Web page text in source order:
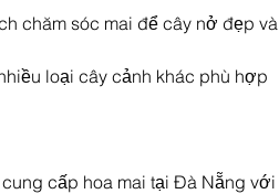
chăm sóc mai để cây nở đẹp và
loại cây cảnh khác phù hợp
cấp hoa mai tại Đà Nẵng với